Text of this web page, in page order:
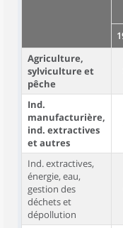
Agriculture,
sylviculture et
pêche
Ind.
manufacturière,
ind. extractives
et autres
Ind. extractives,
énergie, eau,
gestion des
déchets et
dépollution